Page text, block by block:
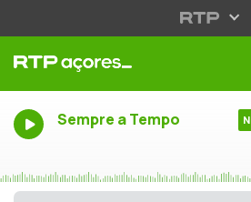
Sempre a Tempo